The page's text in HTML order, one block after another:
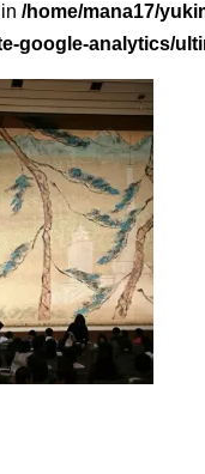
/home/mana17/
google-analytics/